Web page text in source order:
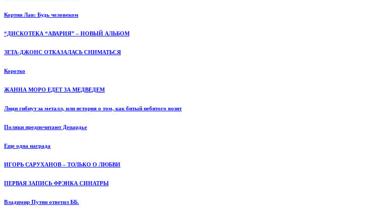
Кортни Лав: Будь человеком
“ДИСКОТЕКА “АВАРИЯ” – НОВЫЙ АЛЬБОМ
ЗЕТА-ДЖОНС ОТКАЗАЛАСЬ СНИМАТЬСЯ
Коротко
ЖАННА МОРО ЕДЕТ ЗА МЕДВЕДЕМ
Люди гибнут за металл, или история о том, как битый небитого возит
Поляки предпочитают Депардье
Еще одна награда
ИГОРЬ САРУХАНОВ – ТОЛЬКО О ЛЮБВИ
ПЕРВАЯ ЗАПИСЬ ФРЭНКА СИНАТРЫ
Владимир Путин ответил ББ.